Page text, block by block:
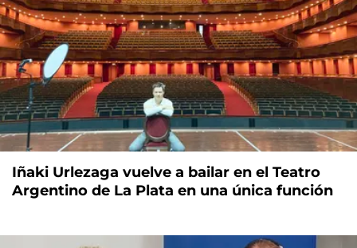
Iñaki Urlezaga vuelve a bailar en el Teatro
Argentino de La Plata en una única función